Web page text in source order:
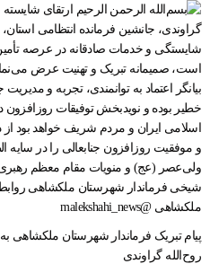
پیام تبریک فرماندار شهرستان ملکشاهی
روح‌الله گراوندی